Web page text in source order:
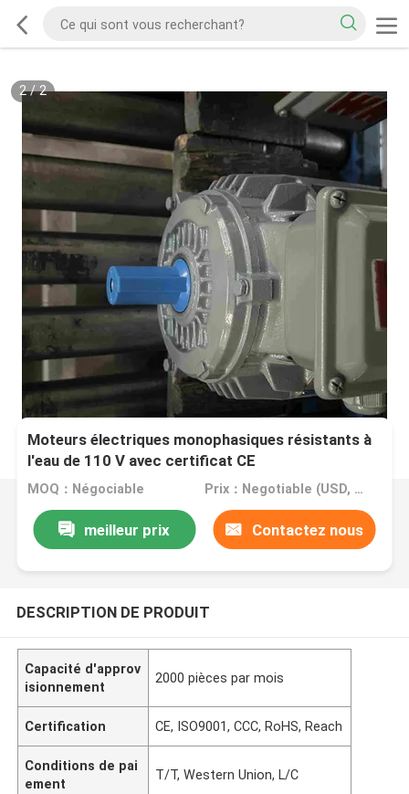
2/2
Moteurs électriques monophasiques résistants à
l'eau de 110 V avec certificat CE
MOQ：Négociable Prix：Negotiable (USD, RMB)
meilleur prix Contactez nous
DESCRIPTION DE PRODUIT
Capacité d'approv
isionnement
2000 pièces par mois
Certification CE, ISO9001, CCC, RoHS, Reach
Conditions de pai
ement
T/T, Western Union, L/C